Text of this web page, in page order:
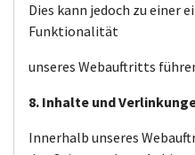
Dies kann jedoch zu einer
Funktionalität
unseres Webauftritts
8. Inhalte und
Innerhalb unseres